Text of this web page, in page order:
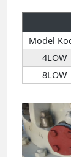
Model
4LOW
8LOW